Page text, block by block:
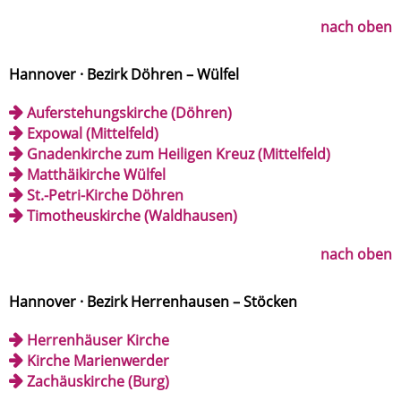
nach oben
Hannover · Bezirk Döhren – Wülfel
Auferstehungskirche (Döhren)
Expowal (Mittelfeld)
Gnadenkirche zum Heiligen Kreuz (Mittelfeld)
Matthäikirche Wülfel
St.-Petri-Kirche Döhren
Timotheuskirche (Waldhausen)
nach oben
Hannover · Bezirk Herrenhausen – Stöcken
Herrenhäuser Kirche
Kirche Marienwerder
Zachäuskirche (Burg)